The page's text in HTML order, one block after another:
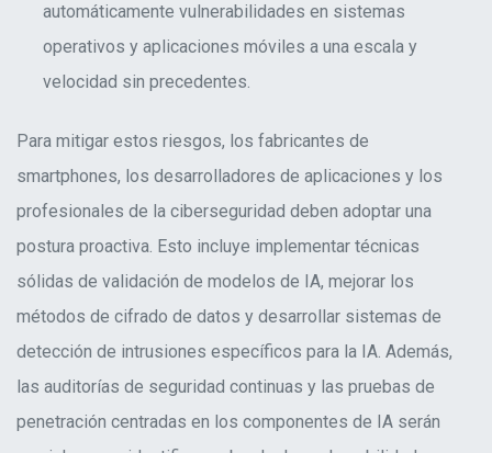
automáticamente vulnerabilidades en sistemas
operativos y aplicaciones móviles a una escala y
velocidad sin precedentes.
Para mitigar estos riesgos, los fabricantes de
smartphones, los desarrolladores de aplicaciones y los
profesionales de la ciberseguridad deben adoptar una
postura proactiva. Esto incluye implementar técnicas
sólidas de validación de modelos de IA, mejorar los
métodos de cifrado de datos y desarrollar sistemas de
detección de intrusiones específicos para la IA. Además,
las auditorías de seguridad continuas y las pruebas de
penetración centradas en los componentes de IA serán